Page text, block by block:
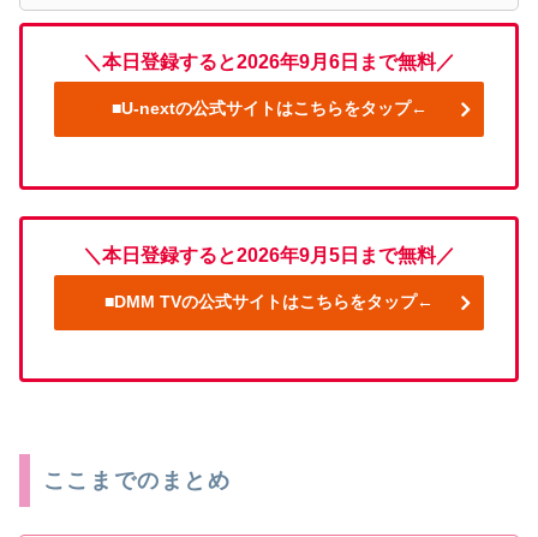
＼本日登録すると2026年9月6日まで無料／
■U-nextの公式サイトはこちらをタップ←
＼本日登録すると2026年9月5日まで無料／
■DMM TVの公式サイトはこちらをタップ←
ここまでのまとめ